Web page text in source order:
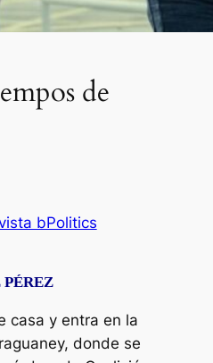
de
bPolitics
PÉREZ
casa y entra en la
donde se